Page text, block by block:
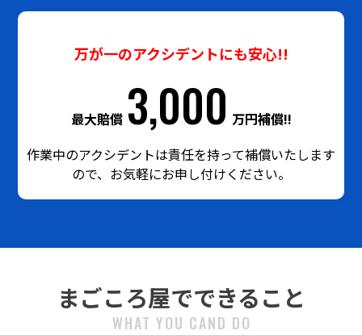
万が一のアクシデントにも安心!!
最大賠償 3,000 万円補償!!
作業中のアクシデントは責任を持って補償いたします
ので、お気軽にお申し付けください。
まごころ屋でできること
WHAT YOU CAND DO